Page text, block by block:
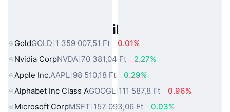
Népszerű Való Világbeli Eszközök
GoldGOLD 1 359 007,51 Ft
0.01%
Nvidia CorpNVDA 70 381,04 Ft
2.27%
Apple Inc.AAPL 98 510,18 Ft
0.29%
Alphabet Inc Class AGOOGL 111 587,8 Ft
0.96%
Microsoft CorpMSFT 157 093,06 Ft
0.03%